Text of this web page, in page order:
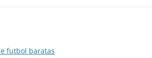
futbol baratas